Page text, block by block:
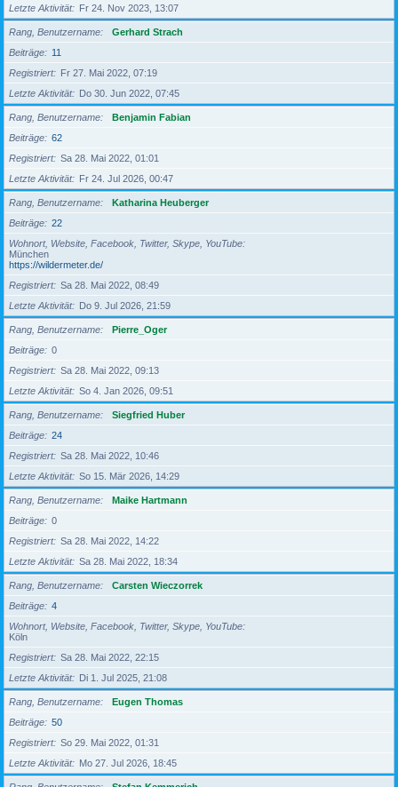
Letzte Aktivität
Fr 24. Nov 2023, 13:07
Rang, Benutzername
Gerhard Strach
Beiträge
11
Registriert
Fr 27. Mai 2022, 07:19
Letzte Aktivität
Do 30. Jun 2022, 07:45
Rang, Benutzername
Benjamin Fabian
Beiträge
62
Registriert
Sa 28. Mai 2022, 01:01
Letzte Aktivität
Fr 24. Jul 2026, 00:47
Rang, Benutzername
Katharina Heuberger
Beiträge
22
Wohnort, Website, Facebook, Twitter, Skype, YouTube
München
https://wildermeter.de/
Registriert
Sa 28. Mai 2022, 08:49
Letzte Aktivität
Do 9. Jul 2026, 21:59
Rang, Benutzername
Pierre_Oger
Beiträge
0
Registriert
Sa 28. Mai 2022, 09:13
Letzte Aktivität
So 4. Jan 2026, 09:51
Rang, Benutzername
Siegfried Huber
Beiträge
24
Registriert
Sa 28. Mai 2022, 10:46
Letzte Aktivität
So 15. Mär 2026, 14:29
Rang, Benutzername
Maike Hartmann
Beiträge
0
Registriert
Sa 28. Mai 2022, 14:22
Letzte Aktivität
Sa 28. Mai 2022, 18:34
Rang, Benutzername
Carsten Wieczorrek
Beiträge
4
Wohnort, Website, Facebook, Twitter, Skype, YouTube
Köln
Registriert
Sa 28. Mai 2022, 22:15
Letzte Aktivität
Di 1. Jul 2025, 21:08
Rang, Benutzername
Eugen Thomas
Beiträge
50
Registriert
So 29. Mai 2022, 01:31
Letzte Aktivität
Mo 27. Jul 2026, 18:45